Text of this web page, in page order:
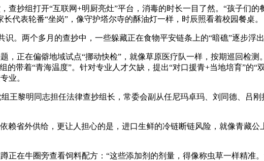
抄组打开“互联网+明厨亮灶”平台，消毒的时长一目了然。“孩子们的
代表轮番“坐岗”，像守护塔尔寺的酥油灯一样，时辰照看着校园餐桌。
。两个多月的查抄中，一些躲藏正在食物平安链条上的“暗礁”逐步浮出
正在偏僻地域试点“挪动快检”，就像草原医疗队一样，按期巡回检测
带着“青海温度”。针对专业人才欠缺，提出“对口援青+当地培育”的“
业。
黎明同志担任法律查抄组长，常委会副从任尼玛卓玛、刘同德、吕刚
省外供给，更让人担心的是，进口生鲜的冷链断链风险，就像青藏公
在牛圈旁查看饲料配方：“这些添加剂的剂量，得像称虫草一样精准。